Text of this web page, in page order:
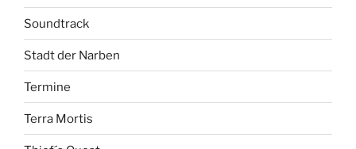
Soundtrack
Stadt der Narben
Termine
Terra Mortis